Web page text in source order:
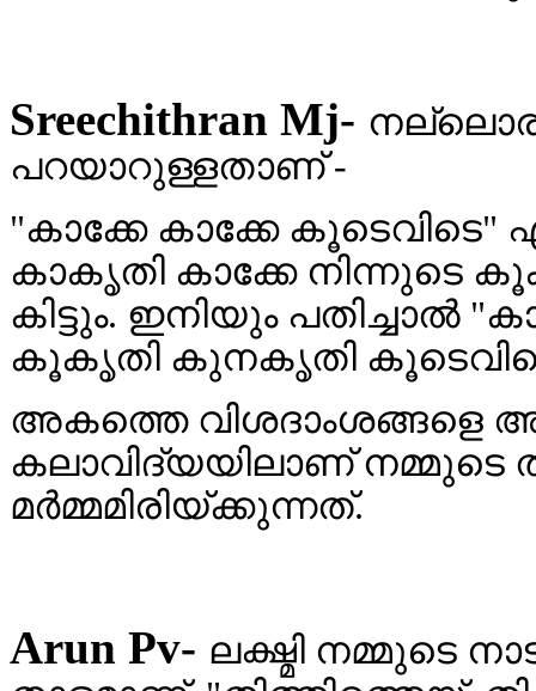
Sreechithran Mj-
പറയാറുള്ളതാണ് -
"കാക്കേ കാക്കേ
കാകൃതി കാക്കേ നിന്നുടെ
കിട്ടും. ഇനിയും പതിച്ചാൽ
കൂകൃതി കുനകൃതി
അകത്തെ വിശദാംശങ്ങളെ
കലാവിദ്യയിലാണ് നമ്മുടെ
മർമ്മമിരിയ്ക്കുന്നത്.
Arun Pv- ലക്ഷ്മി നമ്മുടെ